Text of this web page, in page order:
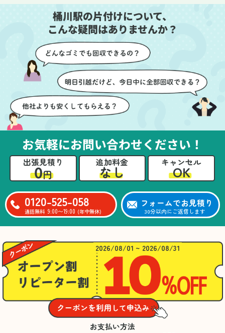
イテムの仕分けを迅速か
つ丁寧に対応していただ
けたのがありがたかった
です。家族それぞれが必
要なものを確認しながら
進めることができ、安心
感を持って作業をお任せ
できました。さらに、作
業終了後には部屋全体を
清掃していただき、まる
で新しい家のような清潔
感に感動しました。
壁や床を傷つけないよう
に細心の注意を払ってい
ただき、家全体がスムー
ズに片付いていくのがと
ても嬉しかったです。作
業が終わった後には、こ
ちらからお願いしなくて
も部屋を簡単に清掃して
いただけたのも好印象で
した。
いても教えていただき、
今後の片付けにも役立つ
知識が増えました。また
何かあれば、ぜひお願い
心のこもったサービスを
ありがとうございまし
た。
桶川駅の片付けについて、
こんな疑問はありませんか？
お気軽にお問い合わせください！
出張見積り
0円
追加料金
なし
キャンセル
OK
0120-525-058
通話無料 9:00〜19:00 (年中無休)
フォームでお見積り
30分以内にご返信します
2026/08/01 ~ 2026/08/31
お支払い方法